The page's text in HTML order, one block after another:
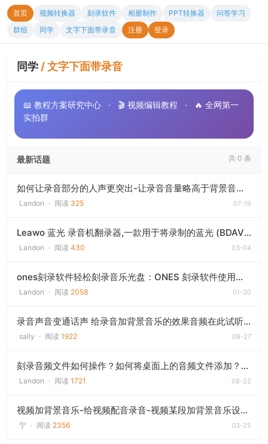
首页 视频转换器 刻录软件 相册制作 PPT转换器
问答学习
群组
同学 文字下面带录音 注册 登录
同学 /文字下面带录音
📖 教程方案研究中心 · 🎬 视频编辑教程 ·
🔥 全网第一
实拍群
最新话题 共 0 条
如何让录音部分的人声更突出-让录音音量略高于背景音乐，保证人声清晰可辨
Landon · 阅读 325 07-19
Leawo 蓝光 录音机翻录器,一款用于将录制的蓝光 (BDAV) 光盘
Landon · 阅读 430 03-04
ones刻录软件轻松刻录音乐光盘：ONES 刻录软件使用教程
Landon · 阅读 2058 01-30
录音声音变通话声 给录音加背景音乐的效果音频在此试听效果的录音声音变通话声解决方
sally · 阅读 1922 08-27
刻录音频文件如何操作？如何将桌面上的音频文件添加？请帮忙，谢谢
Landon · 阅读 1721 08-22
视频加背景音乐-给视频配音录音-视频某段加背景音乐设置音量小于原视频声音 不重编码!
宁 · 阅读 2356 03-25